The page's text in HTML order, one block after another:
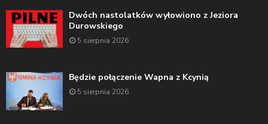
Dwóch nastolatków wyłowiono z Jeziora
Durowskiego
5 sierpnia 2026
Będzie połączenie Wapna z Kcynią
5 sierpnia 2026